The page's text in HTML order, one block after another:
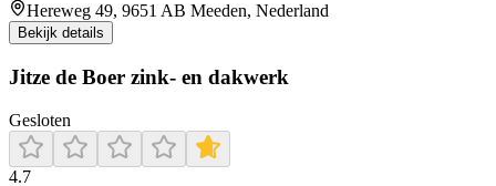
Hereweg 49, 9651 AB Meeden, Nederland
Bekijk details
Jitze de Boer zink- en dakwerk
Gesloten
4.7